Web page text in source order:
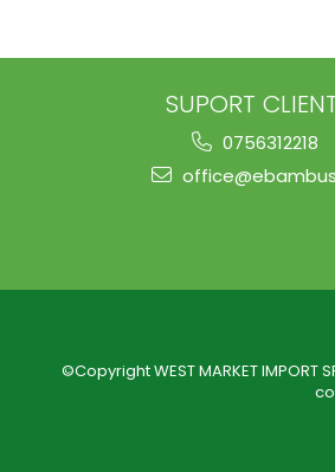
SUPORT
0756312218
©Copyright WEST MARKET IMPORT